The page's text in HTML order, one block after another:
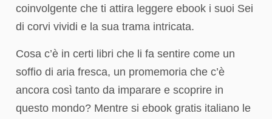
coinvolgente che ti attira leggere ebook i suoi Sei
di corvi vividi e la sua trama intricata.
Cosa c’è in certi libri che li fa sentire come un
soffio di aria fresca, un promemoria che c’è
ancora così tanto da imparare e scoprire in
questo mondo? Mentre si ebook gratis italiano le